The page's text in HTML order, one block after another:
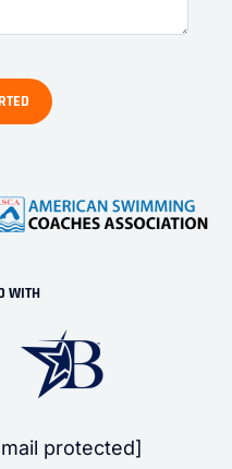
WITH
protected]